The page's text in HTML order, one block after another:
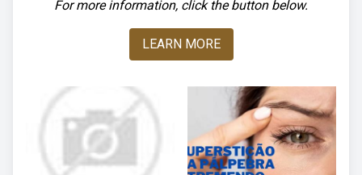
For more information, click the button below.
LEARN MORE